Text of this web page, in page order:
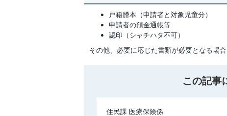
戸籍謄本（申請者と対象児童分）
申請者の預金通帳等
認印（シャチハタ不可）
その他、必要に応じた書類が必要となる場合
この記事
住民課 医療保険係